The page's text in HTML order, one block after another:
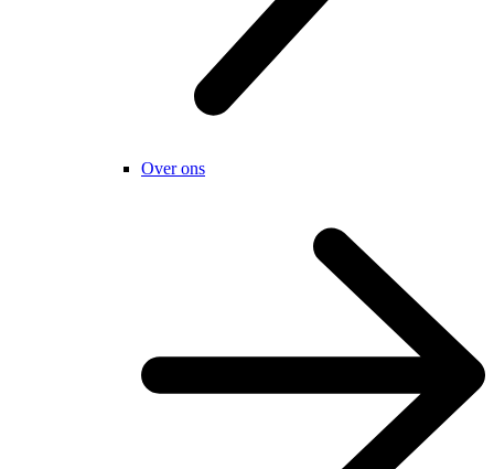
Over ons